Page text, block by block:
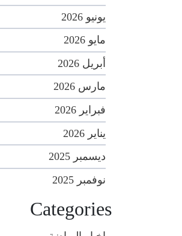
يونيو 2026
مايو 2026
أبريل 2026
مارس 2026
فبراير 2026
يناير 2026
ديسمبر 2025
نوفمبر 2025
Categories